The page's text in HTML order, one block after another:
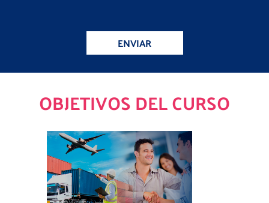
ENVIAR
OBJETIVOS DEL CURSO